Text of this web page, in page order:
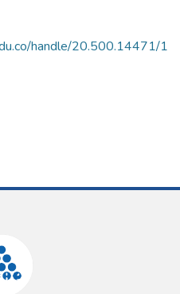
handle/20.500.14471/1